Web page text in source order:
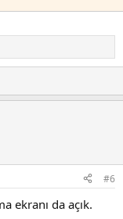
#6
ekranı da açık.